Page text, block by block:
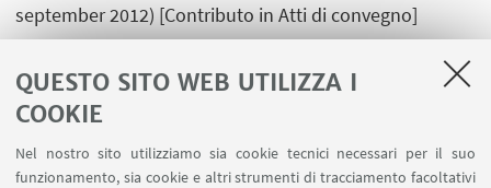
QUESTO SITO WEB UTILIZZA I
COOKIE
Nel nostro sito utilizziamo sia cookie tecnici necessari per il suo
funzionamento, sia cookie e altri strumenti di tracciamento facoltativi
september 2012) [Contributo in Atti di convegno]